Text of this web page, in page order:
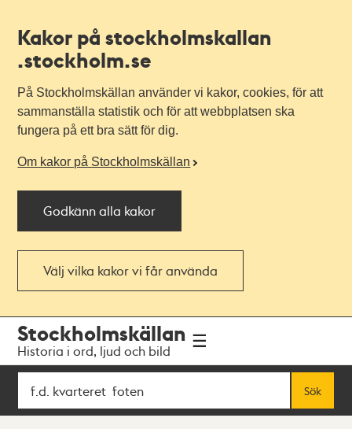
Kakor på stockholmskallan
.stockholm.se
På Stockholmskällan använder vi kakor, cookies, för att
sammanställa statistik och för att webbplatsen ska
fungera på ett bra sätt för dig.
Om kakor på Stockholmskällan
Godkänn alla kakor
Välj vilka kakor vi får använda
navigationen
huvudinnehållet
Stockholmskällan
Historia i ord, ljud och bild
Sök
Sök